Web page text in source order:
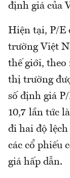
định giá của
Hiện tại, P/E
trường Việt
thế giới, theo
thị trường
số định giá
10,7 lần tức
đi hai độ
các cổ phiếu
giá hấp dẫn.